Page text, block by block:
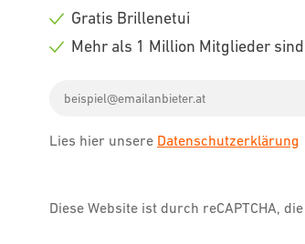
Check
Check
Gratis Brillenetui
Mehr als 1 Million Mitglieder
address
Lies hier unsere Datenschutzerklärung
Diese Website ist durch reCAPTCHA, die